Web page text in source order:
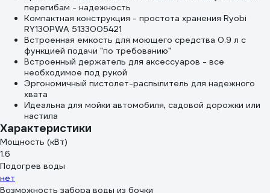
перегибам - надежность
Компактная конструкция - простота хранения Ryobi
RY130PWA 5133005421
Встроенная емкость для моющего средства 0.9 л с
функцией подачи "по требованию"
Встроенный держатель для аксессуаров - все
необходимое под рукой
Эргономичный пистолет-распылитель для надежного
хвата
Идеальна для мойки автомобиля, садовой дорожки или
настила
Характеристики
Мощность (кВт)
1.6
Подогрев воды
нет
Возможность забора воды из бочки